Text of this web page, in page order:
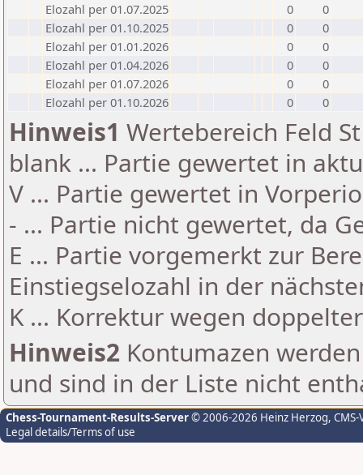
Elozahl per 01.07.2025
0
0
Elozahl per 01.10.2025
0
0
Elozahl per 01.01.2026
0
0
Elozahl per 01.04.2026
0
0
Elozahl per 01.07.2026
0
0
Elozahl per 01.10.2026
0 0
Hinweis1 Wertebereich Feld
blank ... Partie gewertet in
V ... Partie gewertet in
- ... Partie nicht gewertet, da
E ... Partie vorgemerkt zur
Einstiegselozahl in der
K ... Korrektur wegen
Hinweis2 Kontumazen
und sind in der Liste nicht
Chess-Tournament-Results-Server© 2006-2026 Heinz Herzog,
Legal details/Terms of use